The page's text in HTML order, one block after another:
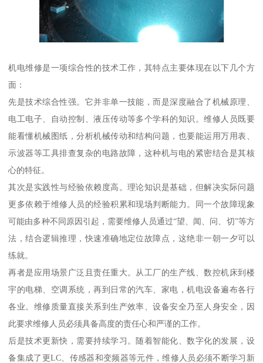
机电维修是一项综合性的技术工作，其特点主要体现在以下几个方
面：
先是技术综合性强。它并非单一技能，而是深度融合了机械原理、
电工电子、自动控制、液压传动等多个学科的知识。维修人员既要
能看懂机械图纸，分析机械传动和结构问题，也要能运用万用表、
示波器等工具排查复杂的电路故障，这种机与电的紧密结合是其核
心的特征。
其次是实践性与经验依赖度高。理论知识是基础，但解决实际问题
更多依赖于维修人员的经验积累和现场判断能力。同一个故障现象
可能由多种不同原因引起，需要维修人员通过“望、闻、问、切”等方
法，结合逻辑推理，快速准确地定位故障点，这绝非一朝一夕可以
练就。
再者是应用场景广泛且责任重大。从工厂的生产线、数控机床到楼
宇的电梯、空调系统，再到日常的汽车、家电，机电设备遍布各行
各业。维修质量直接关系到生产效率、设备安全乃至人身安全，因
此要求维修人员必须具备高度的责任心和严谨的工作。
后是技术更新快，需要持续学习。随着智能化、数字化的发展，设
备集成了更LC、传感器和变频器等元件，维修人员必须不断学习新